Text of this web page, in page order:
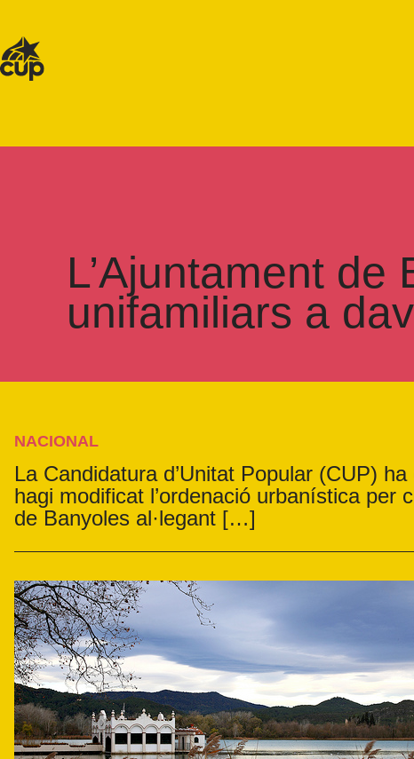
L’Ajuntament
unifamiliars a
NACIONAL
La Candidatura d’Unitat Popular (CUP)
hagi modificat l’ordenació urbanística per
de Banyoles al·legant […]